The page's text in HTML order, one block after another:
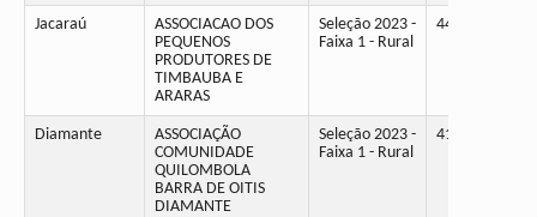
Jacaraú
ASSOCIACAO DOS
PEQUENOS
PRODUTORES DE
TIMBAUBA E
ARARAS
Seleção 2023 -
Faixa 1 - Rural
44
Diamante
ASSOCIAÇÃO
COMUNIDADE
QUILOMBOLA
BARRA DE OITIS
DIAMANTE
Seleção 2023 -
Faixa 1 - Rural
41